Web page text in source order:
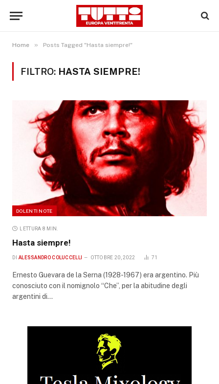
Home » Posts Tagged "Hasta siempre!"
FILTRO: HASTA SIEMPRE!
DOLENTI NOTE
LETTURA 8 MIN.
Hasta siempre!
DI ALESSANDRO COLUCCELLI OTTOBRE 20, 2022 71
Ernesto Guevara de la Serna (1928-1967) era argentino. Più
conosciuto con il nomignolo “Che”, per la abitudine degli
argentini di…